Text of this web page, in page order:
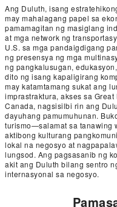
Ang Duluth, isang
may mahalagang papel sa
pamamagitan ng masiglang
at mga network ng
U.S. sa mga pandaigdigang
ng presensya ng mga
ng pangkalusugan,
dito ng isang kapaligirang
may katamtamang sukat ang
imprastraktura, akses sa
Canada, nagsisilbi rin ang
dayuhang pamumuhunan.
turismo—salamat sa tanawing
aktibong kulturang
lokal na negosyo at
lungsod. Ang pagsasanib ng
akit ang Duluth bilang sentro
internasyonal sa negosyo.